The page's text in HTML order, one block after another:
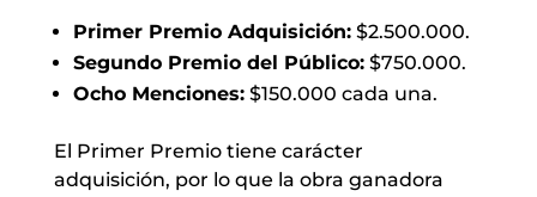
Primer Premio Adquisición:$2.500.000.
Segundo Premio del Público:$750.000.
Ocho Menciones:$150.000 cada una.
El Primer Premio tiene carácter
adquisición, por lo que la obra ganadora